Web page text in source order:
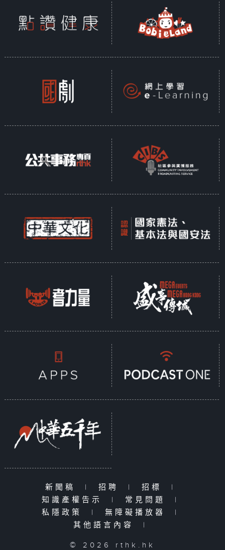
新聞稿 | 招聘 | 招標
|
知識產權告示
| 常見問題
|
私隱政策
| 無障礙播放器
|
其他語言內容
|
© 2026 rthk.hk